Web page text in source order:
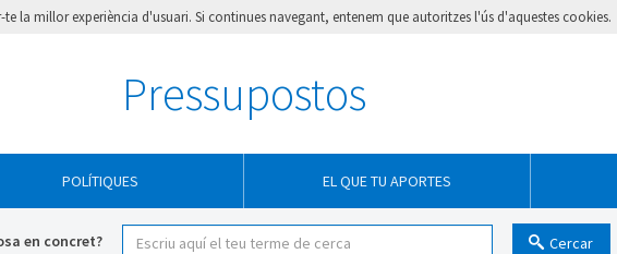
la millor experiència d'usuari. Si continues navegant, entenem que autoritzes l'ús d'aquestes cookies.
Pressupostos
POLÍTIQUES EL QUE TU APORTES
en concret? Cercar